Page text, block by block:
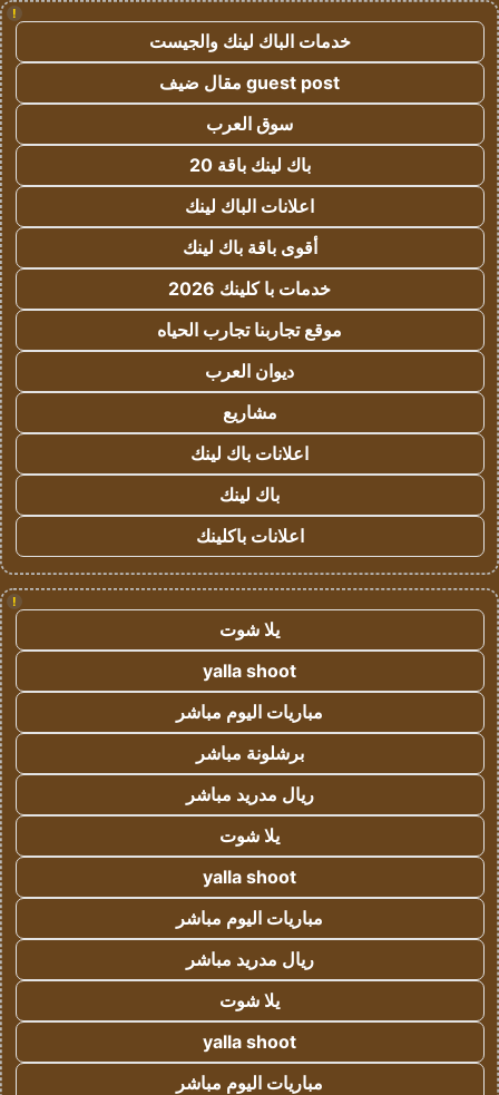
!
خدمات الباك لينك والجيست
guest post مقال ضيف
سوق العرب
باك لينك باقة 20
اعلانات الباك لينك
أقوى باقة باك لينك
خدمات با كلينك 2026
موقع تجاربنا تجارب الحياه
ديوان العرب
مشاريع
اعلانات باك لينك
باك لينك
اعلانات باكلينك
!
يلا شوت
yalla shoot
مباريات اليوم مباشر
برشلونة مباشر
ريال مدريد مباشر
يلا شوت
yalla shoot
مباريات اليوم مباشر
ريال مدريد مباشر
يلا شوت
yalla shoot
مباريات اليوم مباشر